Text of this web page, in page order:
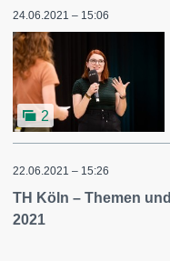
24.06.2021 – 15:06
2
22.06.2021 – 15:26
TH Köln – Themen
2021